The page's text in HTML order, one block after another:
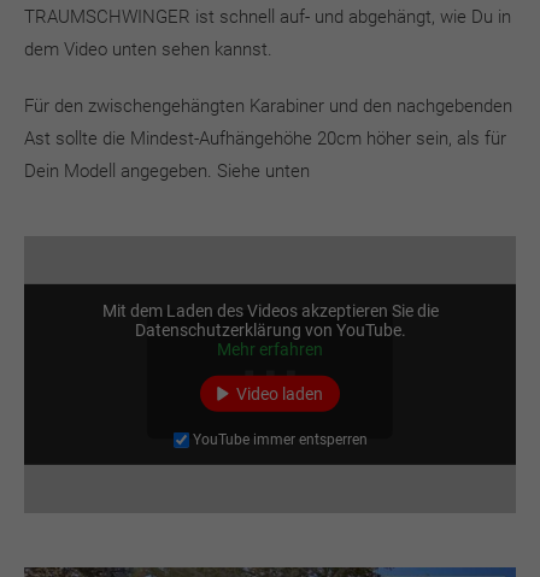
TRAUMSCHWINGER ist schnell auf- und abgehängt, wie Du in
dem Video unten sehen kannst.
Für den zwischengehängten Karabiner und den nachgebenden
Ast sollte die Mindest-Aufhängehöhe 20cm höher sein, als für
Dein Modell angegeben. Siehe unten
Mit dem Laden des Videos akzeptieren Sie die
Datenschutzerklärung von YouTube.
Mehr erfahren
Video laden
YouTube immer entsperren